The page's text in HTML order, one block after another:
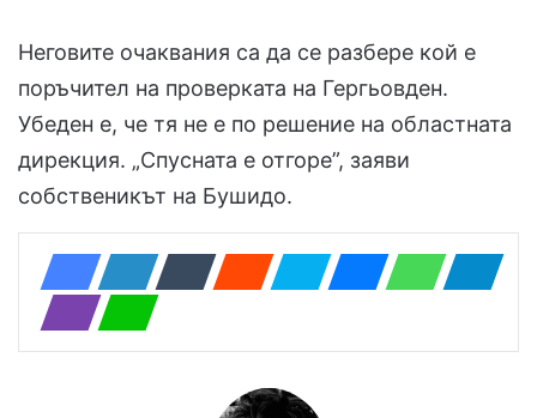
Неговите очаквания са да се разбере кой е
поръчител на проверката на Гергьовден.
Убеден е, че тя не е по решение на областната
дирекция. „Спусната е отгоре”, заяви
собственикът на Бушидо.